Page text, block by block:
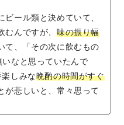
ール類と決めていて、
むんですが、 味の振り幅
て、「その次に飲むもの
なと思っていたんで
しみな晩酌の時間がすぐ
が悲しいと、常々思って